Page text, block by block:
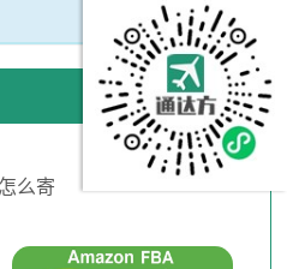
么寄